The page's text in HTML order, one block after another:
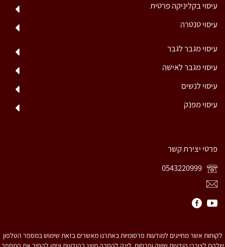
עיסוי בקליניקה פרטית
עיסוי טנטרה
עיסוי מגבר לגבר
עיסוי מגבר לאישה
עיסוי לנשים
עיסוי מפנק
פרטי יצירת קשר
לקוחות אשר מחייגים למודעות פרסומיות באתרנו מאשרים בזאת שימוש במספר הטלפון